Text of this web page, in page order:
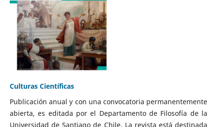
Culturas Científicas
Publicación anual y con una convocatoria permanentemente
abierta, es editada por el Departamento de Filosofía de la
Universidad de Santiago de Chile. La revista está destinada